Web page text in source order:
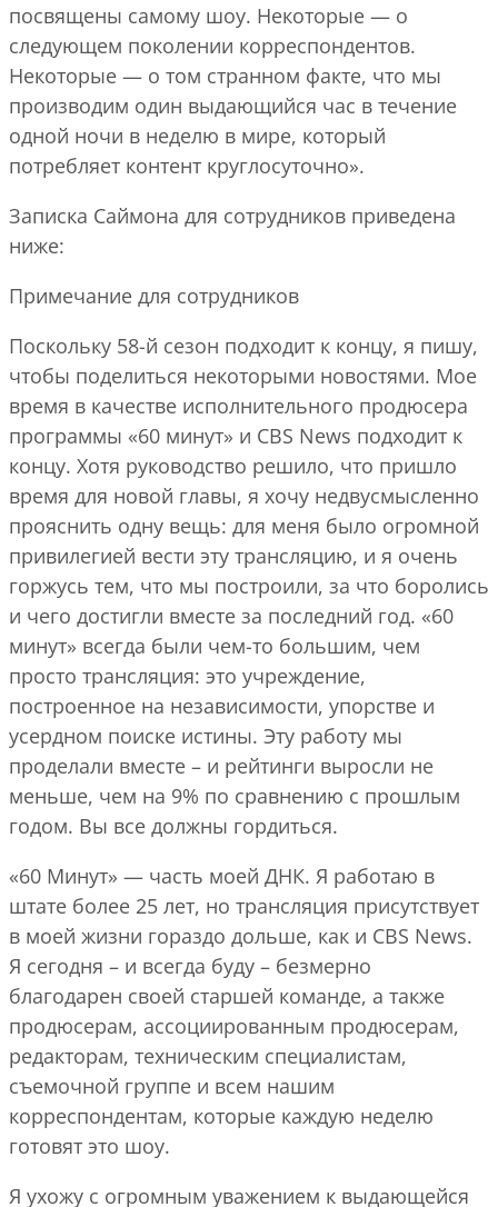
посвящены самому шоу. Некоторые — о
следующем поколении корреспондентов.
Некоторые — о том странном факте, что мы
производим один выдающийся час в течение
одной ночи в неделю в мире, который
потребляет контент круглосуточно».
Записка Саймона для сотрудников приведена
ниже:
Примечание для сотрудников
Поскольку 58-й сезон подходит к концу, я пишу,
чтобы поделиться некоторыми новостями. Мое
время в качестве исполнительного продюсера
программы «60 минут» и CBS News подходит к
концу. Хотя руководство решило, что пришло
время для новой главы, я хочу недвусмысленно
прояснить одну вещь: для меня было огромной
привилегией вести эту трансляцию, и я очень
горжусь тем, что мы построили, за что боролись
и чего достигли вместе за последний год. «60
минут» всегда были чем-то большим, чем
просто трансляция: это учреждение,
построенное на независимости, упорстве и
усердном поиске истины. Эту работу мы
проделали вместе – и рейтинги выросли не
меньше, чем на 9% по сравнению с прошлым
годом. Вы все должны гордиться.
«60 Минут» — часть моей ДНК. Я работаю в
штате более 25 лет, но трансляция присутствует
в моей жизни гораздо дольше, как и CBS News.
Я сегодня – и всегда буду – безмерно
благодарен своей старшей команде, а также
продюсерам, ассоциированным продюсерам,
редакторам, техническим специалистам,
съемочной группе и всем нашим
корреспондентам, которые каждую неделю
готовят это шоу.
Я ухожу с огромным уважением к выдающейся